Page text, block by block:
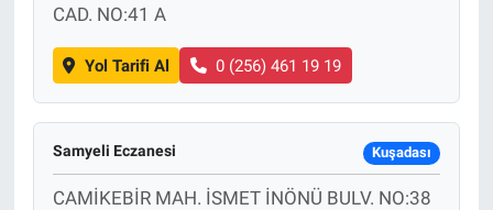
CAD. NO:41 A
Yol Tarifi Al 0 (256) 461 19 19
Samyeli Eczanesi Kuşadası
CAMİKEBİR MAH. İSMET İNÖNÜ BULV. NO:38